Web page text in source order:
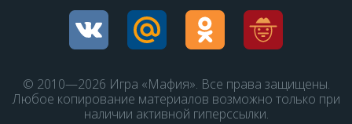
© 2010—2026 Игра «Мафия». Все права защищены.
Любое копирование материалов возможно только при
наличии активной гиперссылки.